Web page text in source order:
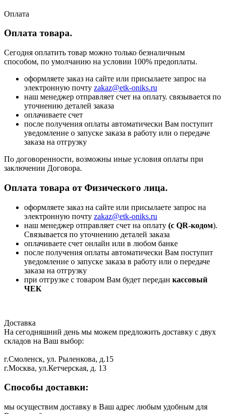
Оплата
Оплата товара.
Сегодня оплатить товар можно только безналичным
способом, по умолчанию на условии 100% предоплаты.
оформляете заказ на сайте или присылаете запрос на
электронную почту zakaz@etk-oniks.ru
наш менеджер отправляет счет на оплату. связывается по
уточнению деталей заказа
оплачиваете счет
после получения оплаты автоматически Вам поступит
уведомление о запуске заказа в работу или о передаче
заказа на отгрузку
По договоренности, возможны иные условия оплаты при
заключении Договора.
Оплата товара от Физического лица.
оформляете заказ на сайте или присылаете запрос на
электронную почту zakaz@etk-oniks.ru
наш менеджер отправляет счет на оплату (с QR-кодом).
Связывается по уточнению деталей заказа
оплачиваете счет онлайн или в любом банке
после получения оплаты автоматически Вам поступит
уведомление о запуске заказа в работу или о передаче
заказа на отгрузку
при отгрузке с товаром Вам будет передан кассовый
ЧЕК
Доставка
На сегодняшний день мы можем предложить доставку с двух
складов на Ваш выбор:
г.Смоленск, ул. Рыленкова, д.15
г.Москва, ул.Кетчерская, д. 13
Способы доставки:
мы осуществим доставку в Ваш адрес любым удобным для